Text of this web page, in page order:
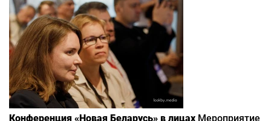
Конференция «Новая Беларусь» в лицах Мероприятие